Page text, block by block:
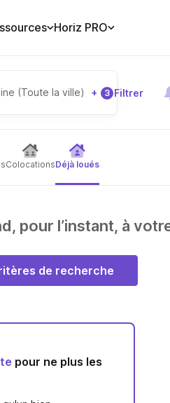
Horiz PRO
(Toute la ville) + 3 Filtrer
ColocationsDéjà loués
pour l’instant, à
de recherche
pour ne plus les